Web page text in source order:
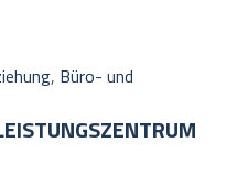
, Büro- und